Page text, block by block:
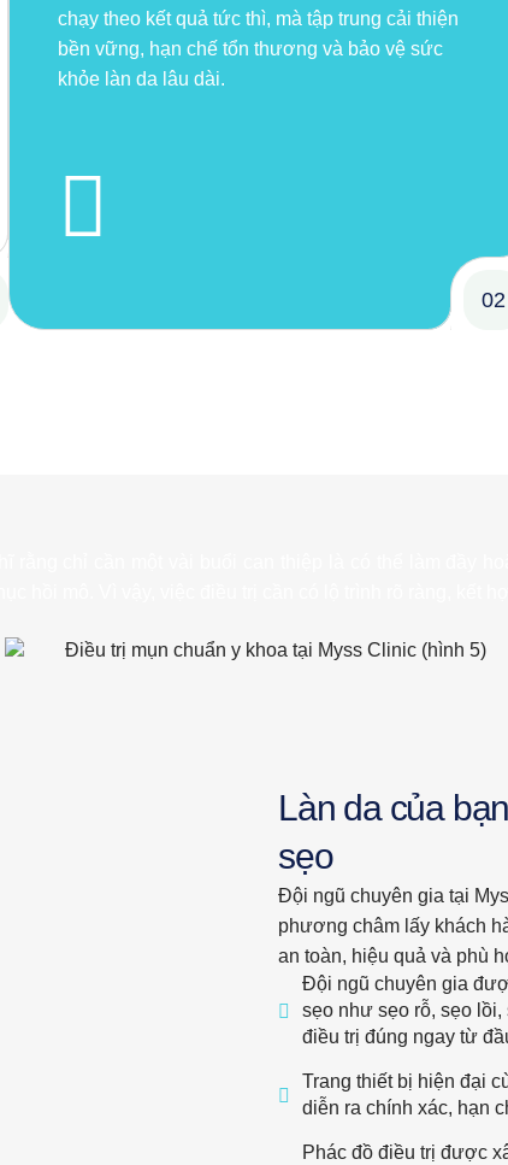
chạy theo kết quả tức thì, mà tập trung cải thiện
bền vững, hạn chế tổn thương và bảo vệ sức
khỏe làn da lâu dài.
02
Làn da của
sẹo
Đội ngũ chuyên gia tại
phương châm lấy khách
an toàn, hiệu quả và phù
Đội ngũ chuyên gia
sẹo như sẹo rỗ, sẹo
điều trị đúng ngay từ
Trang thiết bị hiện đại
diễn ra chính xác, hạn
Phác đồ điều trị được